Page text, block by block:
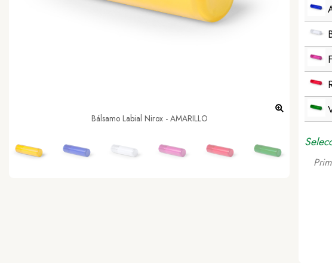
Bálsamo Labial Nirox - AMARILLO